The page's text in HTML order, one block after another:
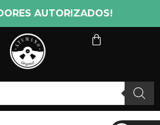
AUTORIZADOS!